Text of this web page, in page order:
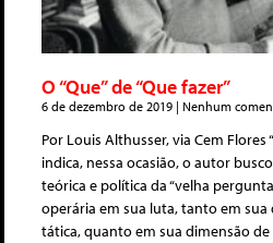
O “Que” de “Que fazer”
6 de dezembro de 2019 Nenhum
Por Louis Althusser, via Cem
indica, nessa ocasião, o autor
teórica e política da “velha
operária em sua luta, tanto em
tática, quanto em sua dimensão